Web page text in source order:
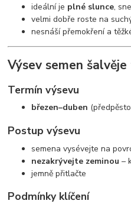
ideální je plné slunce,
velmi dobře roste na
nesnáší přemokření a
Výsev semen
Termín výsevu
březen–duben
Postup výsevu
semena vysévejte na
nezakrývejte zeminou –
jemně přitlačte
Podmínky klíčení